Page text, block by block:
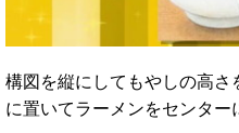
構図を縦にしてもやしの高
に置いてラーメンをセンター